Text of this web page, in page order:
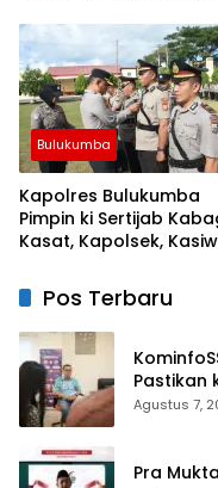
Kemarau
Bulukumba
Kapolres Bulukumba
Pimpin ki Sertijab
Kasat, Kapolsek,
Pos Terbaru
Pastikan
Nyaman
Agustus 7,
Pra